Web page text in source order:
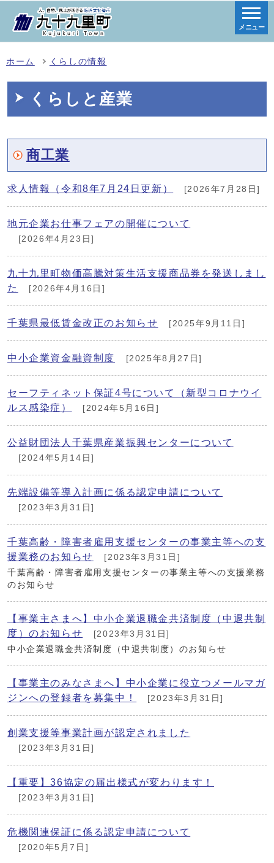
メニュー
ホーム くらしの情報
くらしと産業
商工業
求人情報（令和8年7月24日更新） [2026年7月28日]
地元企業お仕事フェアの開催について
[2026年4月23日]
九十九里町物価高騰対策生活支援商品券を発送しまし
た
[2026年4月16日]
千葉県最低賃金改正のお知らせ [2025年9月11日]
中小企業資金融資制度 [2025年8月27日]
セーフティネット保証4号について（新型コロナウイ
ルス感染症）
[2024年5月16日]
公益財団法人千葉県産業振興センターについて
[2024年5月14日]
先端設備等導入計画に係る認定申請について
[2023年3月31日]
千葉高齢・障害者雇用支援センターの事業主等への支
援業務のお知らせ
[2023年3月31日]
千葉高齢・障害者雇用支援センターの事業主等への支援業務
のお知らせ
【事業主さまへ】中小企業退職金共済制度（中退共制
度）のお知らせ
[2023年3月31日]
中小企業退職金共済制度（中退共制度）のお知らせ
【事業主のみなさまへ】中小企業に役立つメールマガ
ジンへの登録者を募集中！
[2023年3月31日]
創業支援等事業計画が認定されました
[2023年3月31日]
【重要】36協定の届出様式が変わります！
[2023年3月31日]
危機関連保証に係る認定申請について
[2020年5月7日]